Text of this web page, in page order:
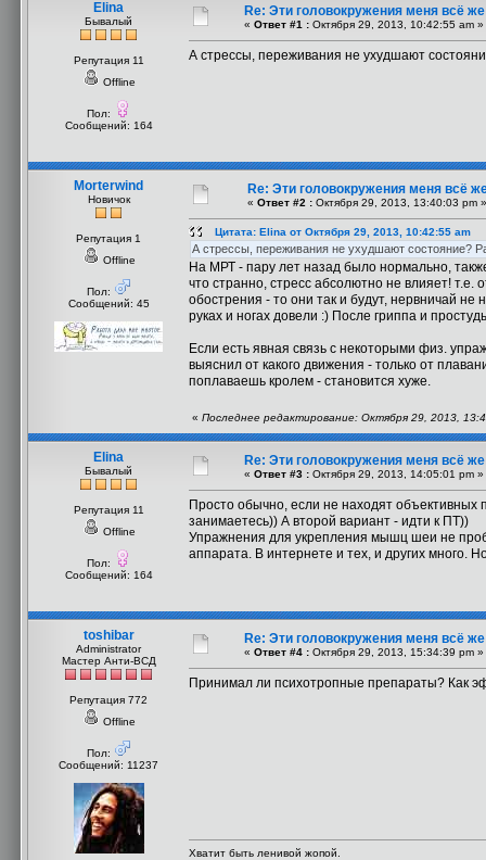
Elina
Бывалый
Репутация 11
Offline
Пол:
Сообщений: 164
Re: Эти головокружения меня всё
« Ответ #1 : Октября 29, 2013, 10:42:55 am »
А стрессы, переживания не ухудшают
Morterwind
Новичок
Репутация 1
Offline
Пол:
Сообщений: 45
Re: Эти головокружения меня всё
« Ответ #2 : Октября 29, 2013, 13:40:03 pm »
Цитата: Elina от Октября 29, 2013, 10:42:55 am
А стрессы, переживания не ухудшают состояние?
На МРТ - пару лет назад было нормально,
что странно, стресс абсолютно не влияет! т.е.
обострения - то они так и будут, нервничай
руках и ногах довели :) После гриппа и
Если есть явная связь с некоторыми физ.
выяснил от какого движения - только от
поплаваешь кролем - становится хуже.
« Последнее редактирование: Октября 29, 2013,
Elina
Бывалый
Репутация 11
Offline
Пол:
Сообщений: 164
Re: Эти головокружения меня всё
« Ответ #3 : Октября 29, 2013, 14:05:01 pm »
Просто обычно, если не находят объективных
занимаетесь)) А второй вариант - идти к ПТ))
Упражнения для укрепления мышц шеи не
аппарата. В интернете и тех, и других много.
toshibar
Administrator
Мастер Анти-ВСД
Репутация 772
Offline
Пол:
Сообщений: 11237
Re: Эти головокружения меня всё
« Ответ #4 : Октября 29, 2013, 15:34:39 pm »
Принимал ли психотропные препараты? Как
Хватит быть ленивой жопой.